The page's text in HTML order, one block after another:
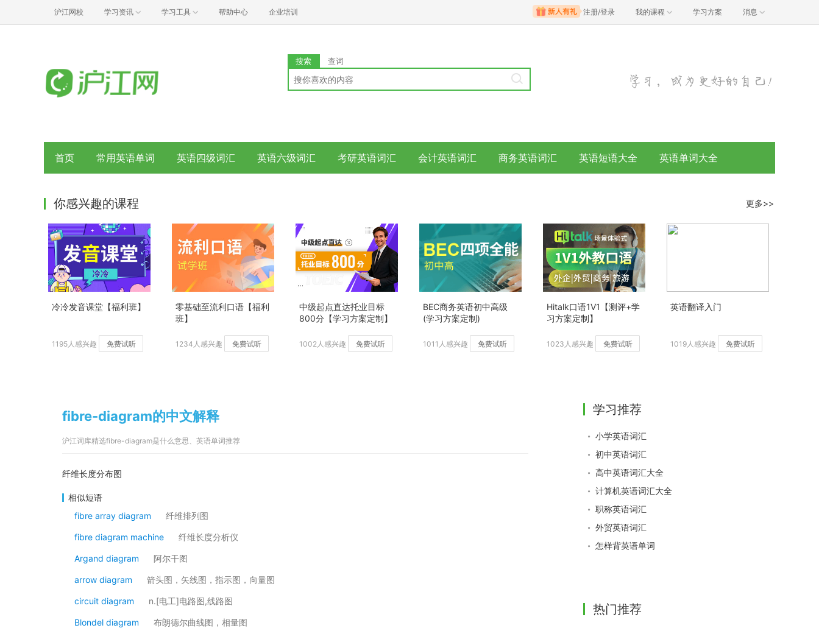
沪江网校 学习资讯 学习工具 帮助中心 企业培训 注册/登录 我的课程 学习方案 消息
搜索 查词
首页 常用英语单词 英语四级词汇 英语六级词汇 考研英语词汇 会计英语词汇 商务英语词汇 英语短语大全 英语单词大全
你感兴趣的课程 更多>>
冷冷发音课堂【福利班】
1195人感兴趣 免费试听
零基础至流利口语【福利
班】
1234人感兴趣 免费试听
中级起点直达托业目标
800分【学习方案定制】
1002人感兴趣 免费试听
BEC商务英语初中高级
(学习方案定制)
1011人感兴趣 免费试听
Hitalk口语1V1【测评+学
习方案定制】
1023人感兴趣 免费试听
英语翻译入门
1019人感兴趣 免费试听
fibre-diagram的中文解释
沪江词库精选fibre-diagram是什么意思、英语单词推荐
纤维长度分布图
相似短语
fibre array diagram
纤维排列图
fibre diagram machine 纤维长度分析仪
Argand diagram 阿尔干图
arrow diagram 箭头图，矢线图，指示图，向量图
circuit diagram n.[电工]电路图,线路图
Blondel diagram 布朗德尔曲线图，相量图
学习推荐
小学英语词汇
初中英语词汇
高中英语词汇大全
计算机英语词汇大全
职称英语词汇
外贸英语词汇
怎样背英语单词
热门推荐